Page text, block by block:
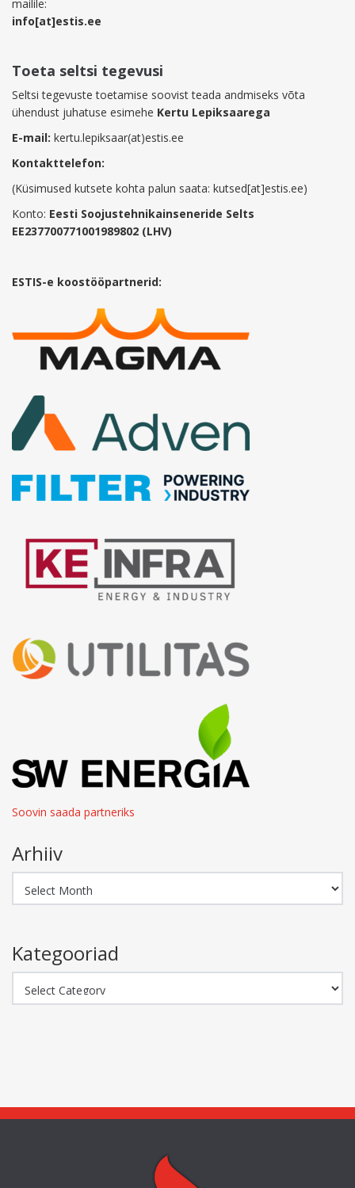
mailile:
info[at]estis.ee
Toeta seltsi tegevusi
Seltsi tegevuste toetamise soovist teada andmiseks võta
ühendust juhatuse esimehe Kertu Lepiksaarega
E-mail: kertu.lepiksaar(at)estis.ee
Kontakttelefon:
(Küsimused kutsete kohta palun saata: kutsed[at]estis.ee)
Konto: Eesti Soojustehnikainseneride Selts
EE237700771001989802 (LHV)
ESTIS-e koostööpartnerid:
Soovin saada partneriks
Arhiiv
Kategooriad